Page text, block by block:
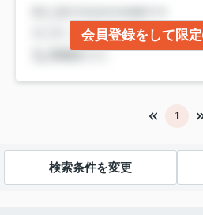
会員登録をして限
1
検索条件を変更